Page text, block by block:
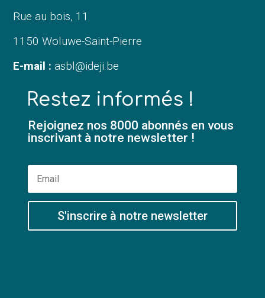
Rue au bois, 11
1150 Woluwe-Saint-Pierre
E-mail : asbl@ideji.be
Restez informés !
Rejoignez nos 8000 abonnés en vous
inscrivant à notre newsletter !
S'inscrire à notre newsletter